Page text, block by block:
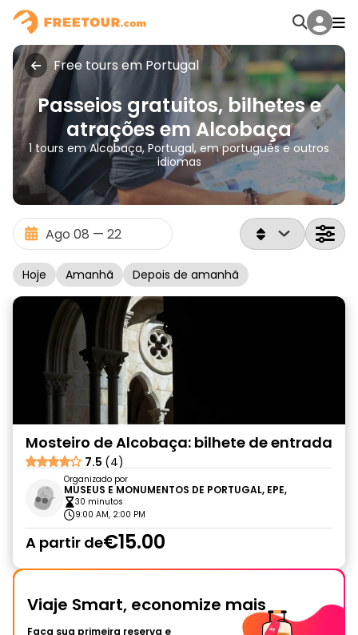
Free tours em Portugal
Passeios gratuitos, bilhetes e
atrações em Alcobaça
1 tours em Alcobaça, Portugal, em português e outros
idiomas
Hoje Amanhã Depois de amanhã
Mosteiro de Alcobaça: bilhete de entrada
7.5 (4)
Organizado por
MUSEUS E MONUMENTOS DE PORTUGAL, EPE,
30 minutos
9:00 AM, 2:00 PM
A partir de€15.00
Viaje Smart, economize mais
Faça sua primeira reserva e